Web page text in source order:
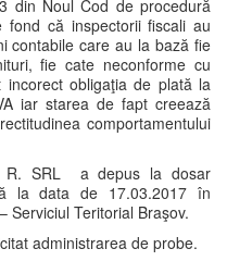
din Noul Cod de procedură
că inspectorii fiscali au
contabile care au la bază fie
fie cate neconforme cu
incorect obligaţia de plată la
iar starea de fapt creează
comportamentului
R. SRL a depus la dosar
la data de 17.03.2017 în
Serviciul Teritorial Braşov.
administrarea de probe.